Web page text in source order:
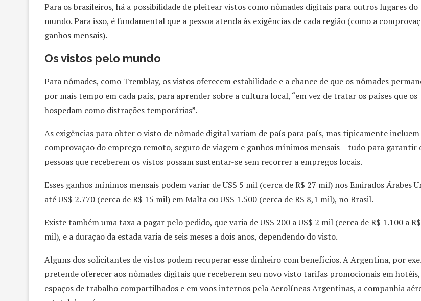
Para os brasileiros, há a possibilidade de pleitear vistos como nômades digitais para outros lugares do
mundo. Para isso, é fundamental que a pessoa atenda às exigências de cada região (como a
ganhos mensais).
Os vistos pelo mundo
Para nômades, como Tremblay, os vistos oferecem estabilidade e a chance de que os nômades
por mais tempo em cada país, para aprender sobre a cultura local, “em vez de tratar os países que os
hospedam como distrações temporárias”.
As exigências para obter o visto de nômade digital variam de país para país, mas tipicamente incluem
comprovação do emprego remoto, seguro de viagem e ganhos mínimos mensais – tudo para garantir
pessoas que receberem os vistos possam sustentar-se sem recorrer a empregos locais.
Esses ganhos mínimos mensais podem variar de US$ 5 mil (cerca de R$ 27 mil) nos Emirados Árabes
até US$ 2.770 (cerca de R$ 15 mil) em Malta ou US$ 1.500 (cerca de R$ 8,1 mil), no Brasil.
Existe também uma taxa a pagar pelo pedido, que varia de US$ 200 a US$ 2 mil (cerca de R$ 1.100 a
mil), e a duração da estada varia de seis meses a dois anos, dependendo do visto.
Alguns dos solicitantes de vistos podem recuperar esse dinheiro com benefícios. A Argentina, por
pretende oferecer aos nômades digitais que receberem seu novo visto tarifas promocionais em hotéis,
espaços de trabalho compartilhados e em voos internos pela Aerolíneas Argentinas, a companhia